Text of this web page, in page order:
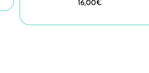
16,00€